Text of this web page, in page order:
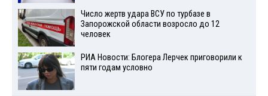
Число жертв удара ВСУ по турбазе в
Запорожской области возросло до 12
человек
РИА Новости: Блогера Лерчек приговорили к
пяти годам условно